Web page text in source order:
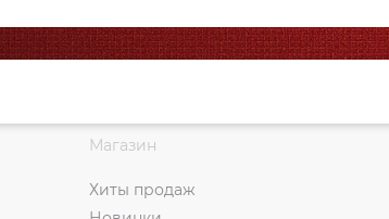
Магазин
Хиты продаж